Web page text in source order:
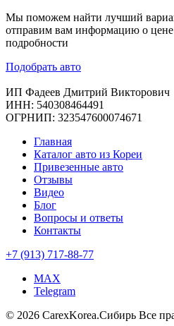
Мы поможем найти лучший
отправим вам информацию о цене
подробности
Подобрать авто
ИП Фадеев Дмитрий Викторович
ИНН: 540308464491
ОГРНИП: 323547600074671
Главная
Каталог авто из Кореи
Привезенные авто
Отзывы
Видео
Блог
Вопросы и ответы
Контакты
+7 (913) 717-88-77
MAX
Telegram
© 2026 CarexKorea.Сибирь Все